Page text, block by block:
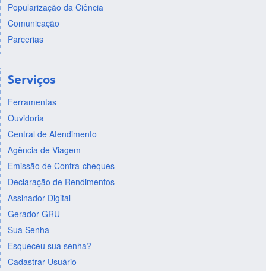
Popularização da Ciência
Comunicação
Parcerias
Serviços
Ferramentas
Ouvidoria
Central de Atendimento
Agência de Viagem
Emissão de Contra-cheques
Declaração de Rendimentos
Assinador Digital
Gerador GRU
Sua Senha
Esqueceu sua senha?
Cadastrar Usuário